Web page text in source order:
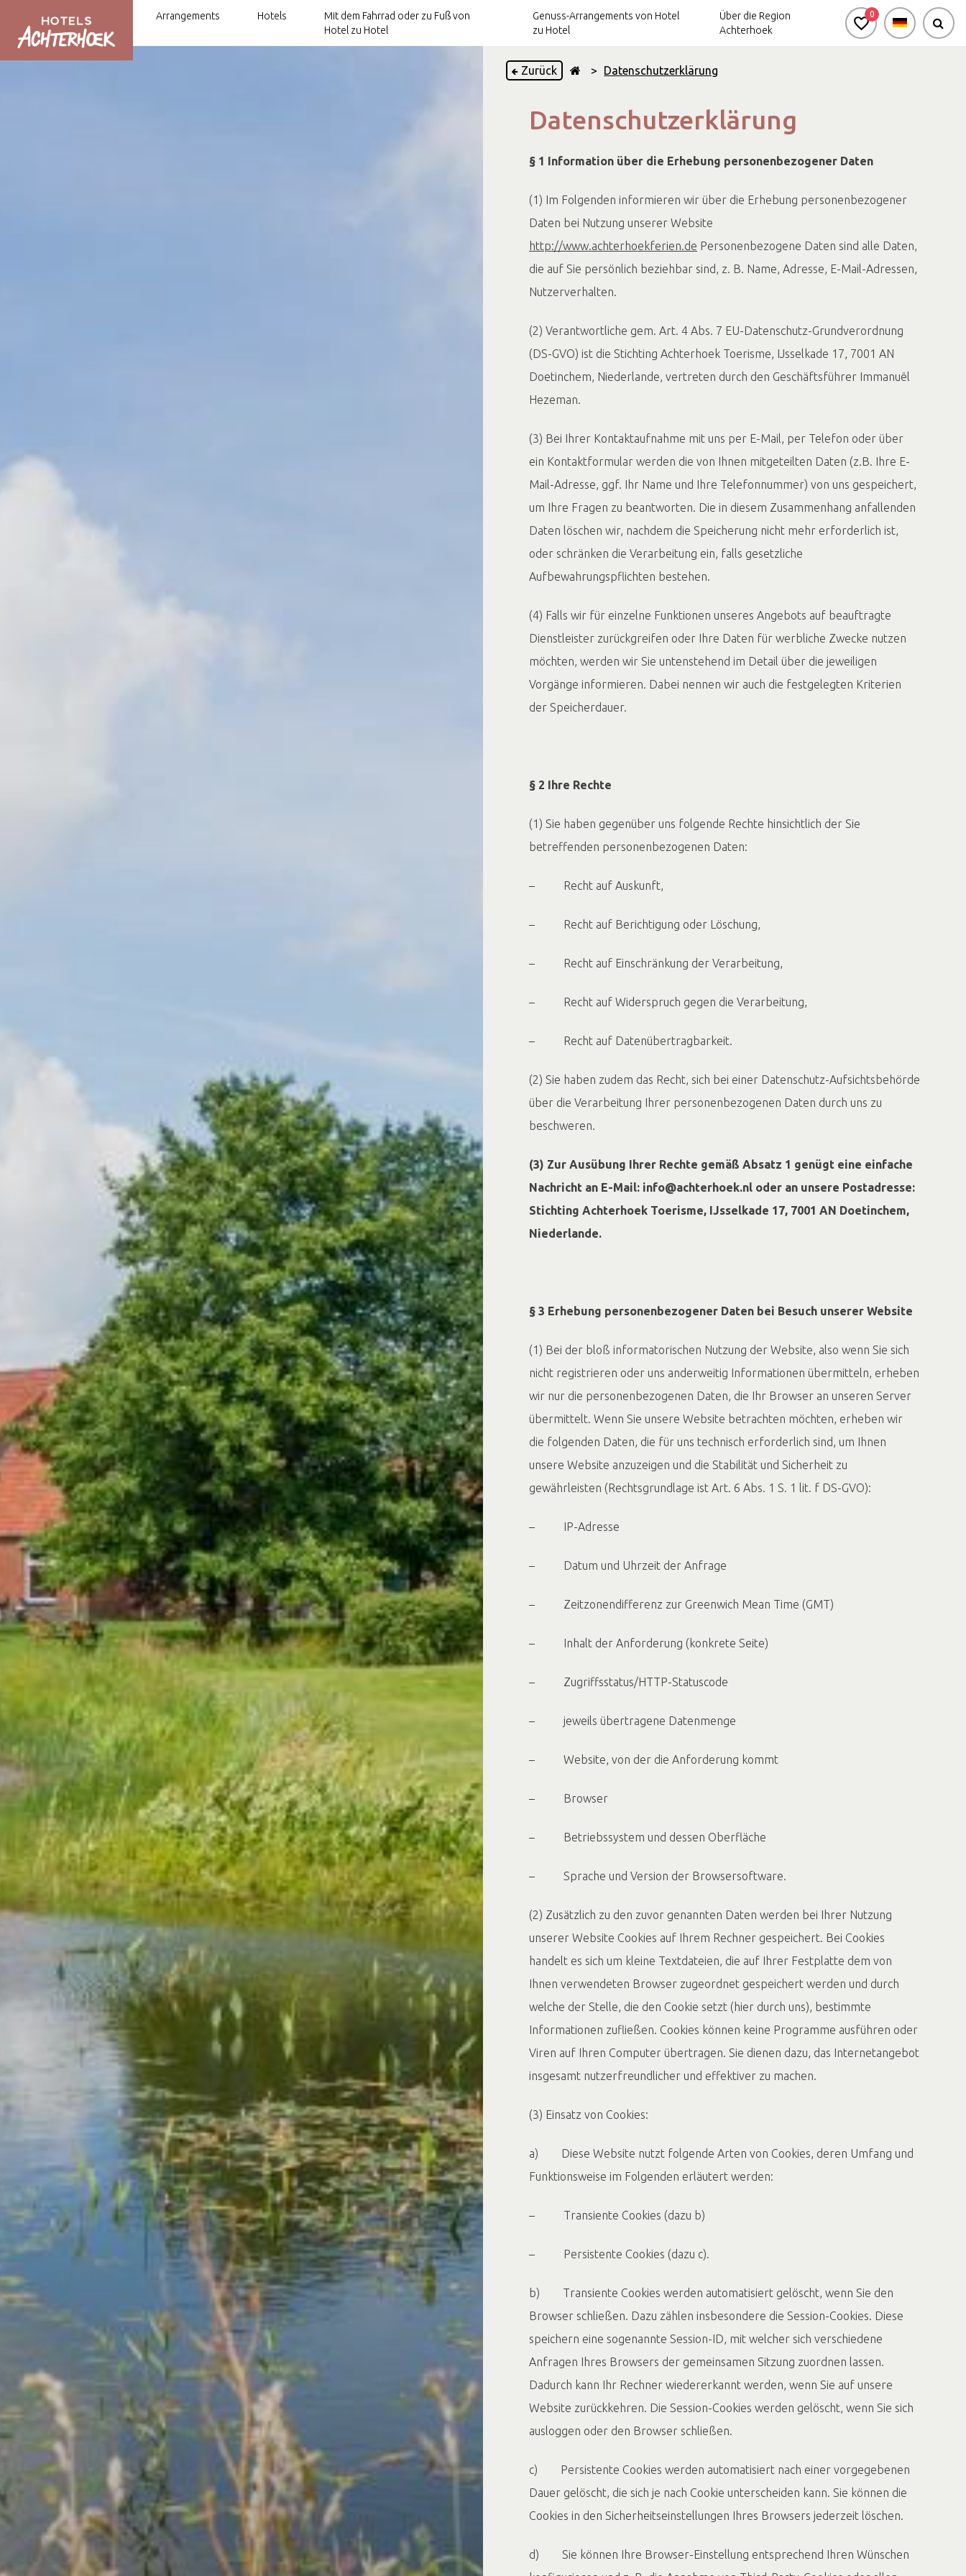
Arrangements
Arrangements
Hotels
Mit dem Fahrrad oder zu Fuß von
Hotel zu Hotel
Genuss-Arrangements von Hotel
zu Hotel
Über die Region
Achterhoek
0
Zurück > Datenschutzerklärung
Datenschutzerklärung
§ 1 Information über die Erhebung personenbezogener Daten
(1) Im Folgenden informieren wir über die Erhebung personenbezogener
Daten bei Nutzung unserer Website
http://www.achterhoekferien.de Personenbezogene Daten sind alle Daten,
die auf Sie persönlich beziehbar sind, z. B. Name, Adresse, E-Mail-Adressen,
Nutzerverhalten.
(2) Verantwortliche gem. Art. 4 Abs. 7 EU-Datenschutz-Grundverordnung
(DS-GVO) ist die Stichting Achterhoek Toerisme, IJsselkade 17, 7001 AN
Doetinchem, Niederlande, vertreten durch den Geschäftsführer Immanuël
Hezeman.
(3) Bei Ihrer Kontaktaufnahme mit uns per E-Mail, per Telefon oder über
ein Kontaktformular werden die von Ihnen mitgeteilten Daten (z.B. Ihre E-
Mail-Adresse, ggf. Ihr Name und Ihre Telefonnummer) von uns gespeichert,
um Ihre Fragen zu beantworten. Die in diesem Zusammenhang anfallenden
Daten löschen wir, nachdem die Speicherung nicht mehr erforderlich ist,
oder schränken die Verarbeitung ein, falls gesetzliche
Aufbewahrungspflichten bestehen.
(4) Falls wir für einzelne Funktionen unseres Angebots auf beauftragte
Dienstleister zurückgreifen oder Ihre Daten für werbliche Zwecke nutzen
möchten, werden wir Sie untenstehend im Detail über die jeweiligen
Vorgänge informieren. Dabei nennen wir auch die festgelegten Kriterien
der Speicherdauer.
§ 2 Ihre Rechte
(1) Sie haben gegenüber uns folgende Rechte hinsichtlich der Sie
betreffenden personenbezogenen Daten:
– Recht auf Auskunft,
– Recht auf Berichtigung oder Löschung,
– Recht auf Einschränkung der Verarbeitung,
– Recht auf Widerspruch gegen die Verarbeitung,
– Recht auf Datenübertragbarkeit.
(2) Sie haben zudem das Recht, sich bei einer Datenschutz-Aufsichtsbehörde
über die Verarbeitung Ihrer personenbezogenen Daten durch uns zu
beschweren.
(3) Zur Ausübung Ihrer Rechte gemäß Absatz 1 genügt eine einfache
Nachricht an E-Mail: info@achterhoek.nl oder an unsere Postadresse:
Stichting Achterhoek Toerisme, IJsselkade 17, 7001 AN Doetinchem,
Niederlande.
§ 3 Erhebung personenbezogener Daten bei Besuch unserer Website
(1) Bei der bloß informatorischen Nutzung der Website, also wenn Sie sich
nicht registrieren oder uns anderweitig Informationen übermitteln, erheben
wir nur die personenbezogenen Daten, die Ihr Browser an unseren Server
übermittelt. Wenn Sie unsere Website betrachten möchten, erheben wir
die folgenden Daten, die für uns technisch erforderlich sind, um Ihnen
unsere Website anzuzeigen und die Stabilität und Sicherheit zu
gewährleisten (Rechtsgrundlage ist Art. 6 Abs. 1 S. 1 lit. f DS-GVO):
– IP-Adresse
– Datum und Uhrzeit der Anfrage
– Zeitzonendifferenz zur Greenwich Mean Time (GMT)
– Inhalt der Anforderung (konkrete Seite)
– Zugriffsstatus/HTTP-Statuscode
– jeweils übertragene Datenmenge
– Website, von der die Anforderung kommt
– Browser
– Betriebssystem und dessen Oberfläche
– Sprache und Version der Browsersoftware.
(2) Zusätzlich zu den zuvor genannten Daten werden bei Ihrer Nutzung
unserer Website Cookies auf Ihrem Rechner gespeichert. Bei Cookies
handelt es sich um kleine Textdateien, die auf Ihrer Festplatte dem von
Ihnen verwendeten Browser zugeordnet gespeichert werden und durch
welche der Stelle, die den Cookie setzt (hier durch uns), bestimmte
Informationen zufließen. Cookies können keine Programme ausführen oder
Viren auf Ihren Computer übertragen. Sie dienen dazu, das Internetangebot
insgesamt nutzerfreundlicher und effektiver zu machen.
(3) Einsatz von Cookies:
a) Diese Website nutzt folgende Arten von Cookies, deren Umfang und
Funktionsweise im Folgenden erläutert werden:
– Transiente Cookies (dazu b)
– Persistente Cookies (dazu c).
b) Transiente Cookies werden automatisiert gelöscht, wenn Sie den
Browser schließen. Dazu zählen insbesondere die Session-Cookies. Diese
speichern eine sogenannte Session-ID, mit welcher sich verschiedene
Anfragen Ihres Browsers der gemeinsamen Sitzung zuordnen lassen.
Dadurch kann Ihr Rechner wiedererkannt werden, wenn Sie auf unsere
Website zurückkehren. Die Session-Cookies werden gelöscht, wenn Sie sich
ausloggen oder den Browser schließen.
c) Persistente Cookies werden automatisiert nach einer vorgegebenen
Dauer gelöscht, die sich je nach Cookie unterscheiden kann. Sie können die
Cookies in den Sicherheitseinstellungen Ihres Browsers jederzeit löschen.
d) Sie können Ihre Browser-Einstellung entsprechend Ihren Wünschen